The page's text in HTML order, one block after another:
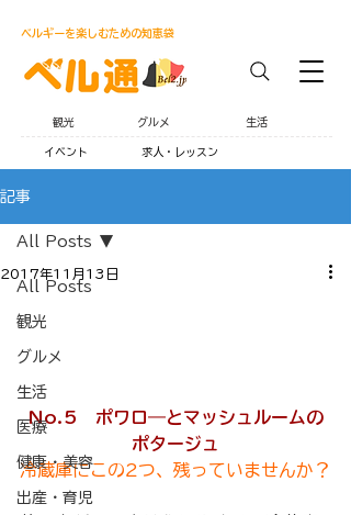
観光 グルメ 生活
求人・レッスン
ベルギーを楽しむための知恵袋
イベント
記事
All Posts
観光
グルメ
生活
医療
健康・美容
出産・育児
All Posts
2017年11月13日
No.5　ポワロ―とマッシュルームの
ポタージュ
冷蔵庫にこの2つ、残っていませんか？